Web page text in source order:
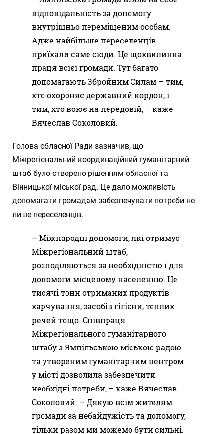
відповідальність за допомогу
внутрішньо переміщеним особам.
Адже найбільше переселенців
приїхали саме сюди. Це щохвилинна
праця всієї громади. Тут багато
допомагають Збройним Силам – тим,
хто охороняє державний кордон, і
тим, хто воює на передовій, – каже
Вячеслав Соколовий.
Голова обласної Ради зазначив, що
Міжрегіональний координаційний гуманітарний
штаб було створено рішенням обласної та
Вінницької міської рад. Це дало можливість
допомагати громадам забезпечувати потреби не
лише переселенців.
– Міжнародні допомоги, які отримує
Міжрегіональний штаб,
розподіляються за необхідністю і для
допомоги місцевому населенню. Це
тисячі тонн отриманих продуктів
харчування, засобів гігієни, теплих
речей тощо. Співпраця
Міжрегіонального гуманітарного
штабу з Ямпільською міською радою
та утвореним гуманітарним центром
у місті дозволила забезпечити
необхідні потреби, – каже Вячеслав
Соколовий. – Дякую всім жителям
громади за небайдужість та допомогу,
тільки разом ми можемо бути сильні.